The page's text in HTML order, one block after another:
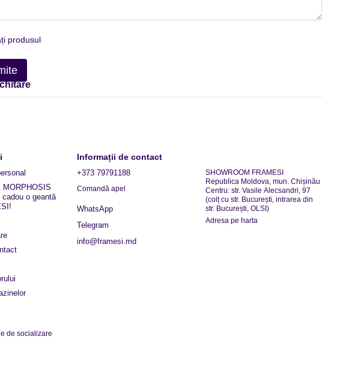
produsul
MORPHOSIS
o geantă
de socializare
Informații de contact
+373 79791188
Comandă apel
WhatsApp
Telegram
info@framesi.md
SHOWROOM FRAMESI
Republica Moldova, mun. Chișinău
Centru: str. Vasile Alecsandri, 97
(colț cu str. București, intrarea din
str. București, OLSI)
Adresa pe harta